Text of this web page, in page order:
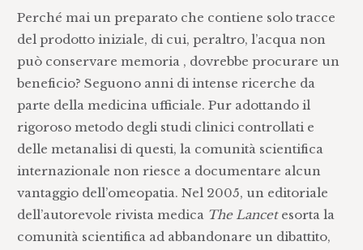
Perché mai un preparato che contiene solo tracce
del prodotto iniziale, di cui, peraltro, l’acqua non
può conservare memoria , dovrebbe procurare un
beneficio? Seguono anni di intense ricerche da
parte della medicina ufficiale. Pur adottando il
rigoroso metodo degli studi clinici controllati e
delle metanalisi di questi, la comunità scientifica
internazionale non riesce a documentare alcun
vantaggio dell’omeopatia. Nel 2005, un editoriale
dell’autorevole rivista medica The Lancetesorta la
comunità scientifica ad abbandonare un dibattito,